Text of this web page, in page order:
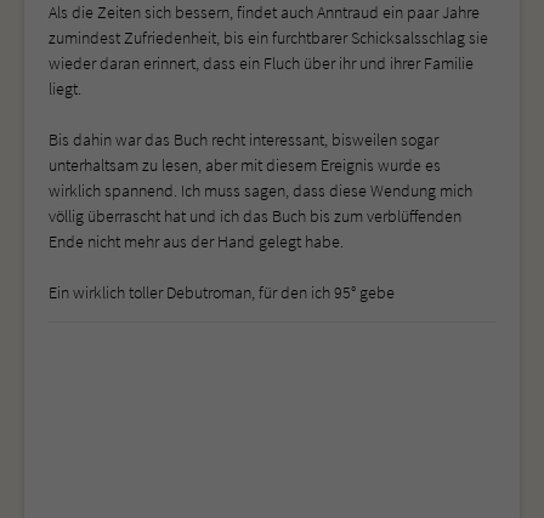
Als die Zeiten sich bessern, findet auch Anntraud ein paar Jahre
zumindest Zufriedenheit, bis ein furchtbarer Schicksalsschlag sie
wieder daran erinnert, dass ein Fluch über ihr und ihrer Familie
liegt.
Bis dahin war das Buch recht interessant, bisweilen sogar
unterhaltsam zu lesen, aber mit diesem Ereignis wurde es
wirklich spannend. Ich muss sagen, dass diese Wendung mich
völlig überrascht hat und ich das Buch bis zum verblüffenden
Ende nicht mehr aus der Hand gelegt habe.
Ein wirklich toller Debutroman, für den ich 95° gebe